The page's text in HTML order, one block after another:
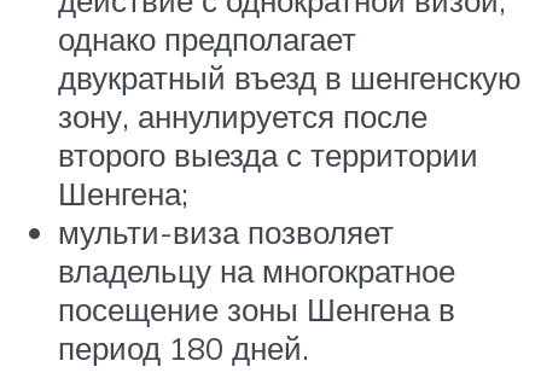
однако предполагает
двукратный въезд в шенгенскую
зону, аннулируется после
второго выезда с территории
Шенгена;
мульти-виза позволяет
владельцу на многократное
посещение зоны Шенгена в
период 180 дней.